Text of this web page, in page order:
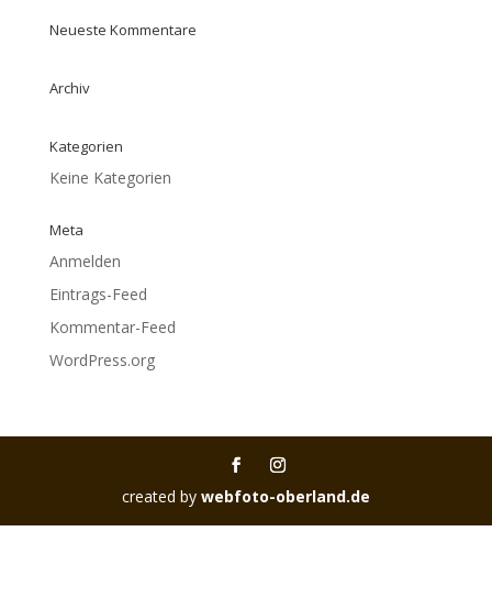
Neueste Kommentare
Archiv
Kategorien
Keine Kategorien
Meta
Anmelden
Eintrags-Feed
Kommentar-Feed
WordPress.org
created by webfoto-oberland.de